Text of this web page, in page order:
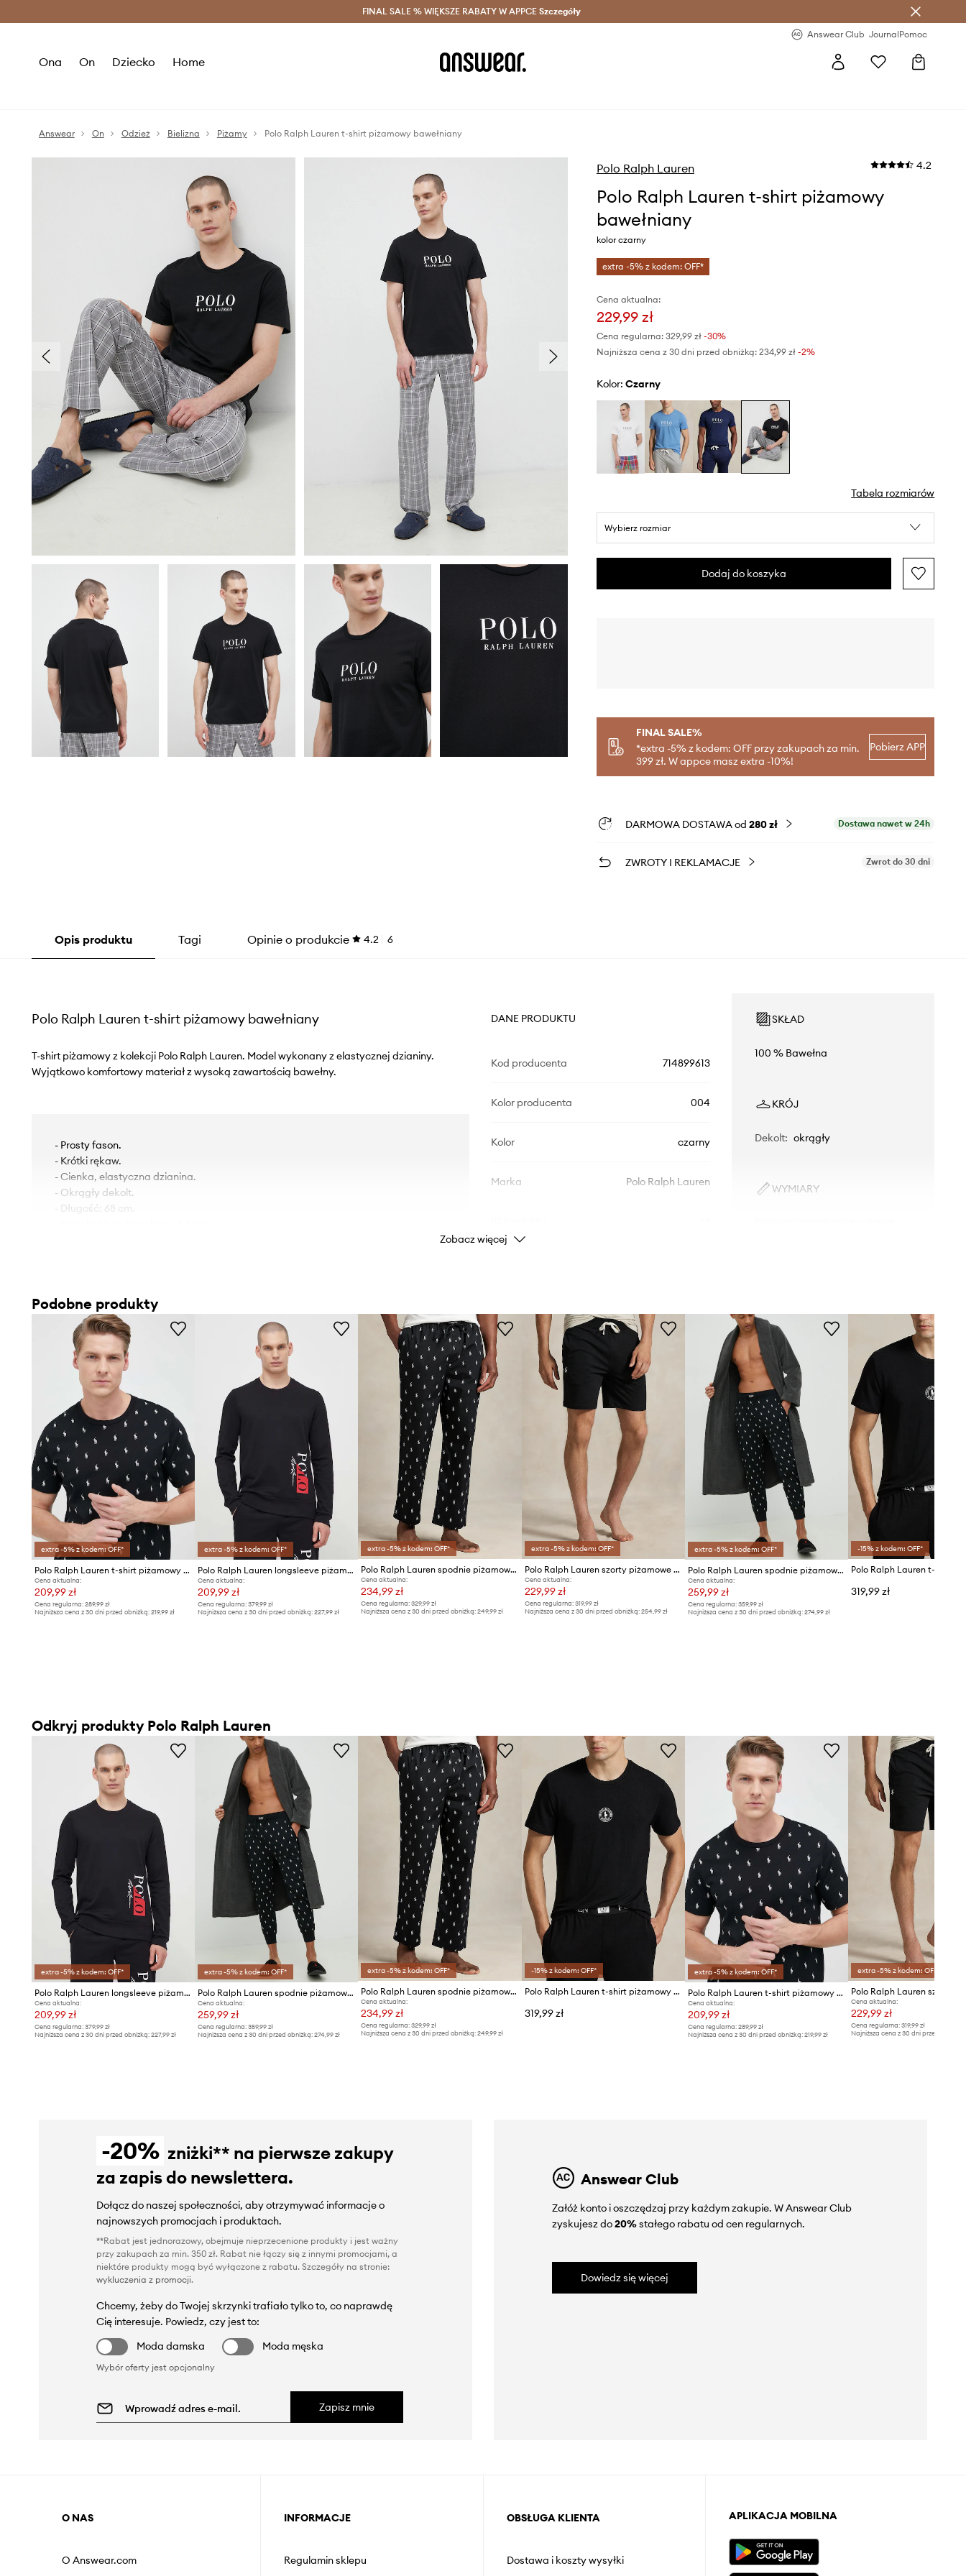
Oszczędzaj z Answear Club > Dostawa nawet w 24h >
FINAL SALE % WIĘKSZE RABATY W APPCE Szczegóły
Answear Club JournalPomoc
Ona On Dziecko Home
Answear On Odzież Bielizna Piżamy Polo Ralph Lauren t-shirt piżamowy bawełniany
Polo Ralph Lauren 4.2
Polo Ralph Lauren t-shirt piżamowy
bawełniany
kolor czarny
extra -5% z kodem: OFF*
Cena aktualna:
229,99 zł
Cena regularna: 329,99 zł-30%
Najniższa cena z 30 dni przed obniżką: 234,99 zł -2%
Kolor: czarny
Tabela rozmiarów
Wybierz rozmiar
Dodaj do koszyka
FINAL SALE%
*extra -5% z kodem: OFF przy zakupach za min.
399 zł. W appce masz extra -10%!
Pobierz APP
DARMOWA DOSTAWA od 280 zł Dostawa nawet w 24h
ZWROTY I REKLAMACJE Zwrot do 30 dni
Opis produktu Tagi Opinie o produkcie 4.2 6
Polo Ralph Lauren t-shirt piżamowy bawełniany
T-shirt piżamowy z kolekcji Polo Ralph Lauren. Model wykonany z elastycznej dzianiny.
Wyjątkowo komfortowy materiał z wysoką zawartością bawełny.
- Prosty fason.
- Krótki rękaw.
- Cienka, elastyczna dzianina.
- Okrągły dekolt.
- Długość: 68 cm.
DANE PRODUKTU
Kod producenta 714899613
Kolor producenta 004
Kolor czarny
Marka Polo Ralph Lauren
SKŁAD
100 % Bawełna
KRÓJ
Dekolt: okrągły
WYMIARY
Tabela rozmiarów
Zobacz więcej
Podobne produkty
extra -5% z kodem: OFF*
Polo Ralph Lauren t-shirt piżamowy bawełniany
Cena aktualna:
209,99 zł
Cena regularna: 289,99 zł
Najniższa cena z 30 dni przed obniżką: 219,99 zł
extra -5% z kodem: OFF*
Polo Ralph Lauren longsleeve piżamowy
Cena aktualna:
209,99 zł
Cena regularna:379,99 zł
Najniższa cena z 30 dni przed obniżką:227,99 zł
extra -5% z kodem: OFF*
Polo Ralph Lauren spodnie piżamowe bawełniane
Cena aktualna:
234,99 zł
Cena regularna: 329,99 zł
Najniższa cena z 30 dni przed obniżką: 249,99 zł
extra -5% z kodem: OFF*
Polo Ralph Lauren szorty piżamowe bawełniane
Cena aktualna:
229,99 zł
Cena regularna: 319,99 zł
Najniższa cena z 30 dni przed obniżką: 254,99 zł
extra -5% z kodem: OFF*
Polo Ralph Lauren spodnie piżamowe bawełniane
Cena aktualna:
259,99 zł
Cena regularna:359,99 zł
Najniższa cena z 30 dni przed obniżką:274,99 zł
-15% z kodem: OFF*
319,99 zł
Odkryj produkty Polo Ralph Lauren
extra -5% z kodem: OFF*
Polo Ralph Lauren longsleeve piżamowy
Cena aktualna:
209,99 zł
Cena regularna: 379,99 zł
Najniższa cena z 30 dni przed obniżką: 227,99 zł
extra -5% z kodem: OFF*
Polo Ralph Lauren spodnie piżamowe bawełniane
Cena aktualna:
259,99 zł
Cena regularna:359,99 zł
Najniższa cena z 30 dni przed obniżką:274,99 zł
extra -5% z kodem: OFF*
Polo Ralph Lauren spodnie piżamowe bawełniane
Cena aktualna:
234,99 zł
Cena regularna: 329,99 zł
Najniższa cena z 30 dni przed obniżką: 249,99 zł
-15% z kodem: OFF*
Polo Ralph Lauren t-shirt piżamowy bawełniany
319,99 zł
extra -5% z kodem: OFF*
Polo Ralph Lauren t-shirt piżamowy bawełniany
Cena aktualna:
209,99 zł
Cena regularna:289,99 zł
Najniższa cena z 30 dni przed obniżką:219,99 zł
extra -5% z kodem: OFF*
Cena aktualna:
229,99 zł
Cena regularna: 319,99 zł
Najniższa cena z 30 dni przed obniżką:
-20% zniżki** na pierwsze zakupy
za zapis do newslettera.
Dołącz do naszej społeczności, aby otrzymywać informacje o
najnowszych promocjach i produktach.
**Rabat jest jednorazowy, obejmuje nieprzecenione produkty i jest ważny
przy zakupach za min. 350 zł. Rabat nie łączy się z innymi promocjami, a
niektóre produkty mogą być wyłączone z rabatu. Szczegóły na stronie:
wykluczenia z promocji.
Chcemy, żeby do Twojej skrzynki trafiało tylko to, co naprawdę
Cię interesuje. Powiedz, czy jest to:
Moda damska
Moda męska
Wybór oferty jest opcjonalny
Zapisz mnie
Answear Club
Załóż konto i oszczędzaj przy każdym zakupie. W Answear Club
zyskujesz do20%stałego rabatu od cen regularnych.
Dowiedz się więcej
O NAS
O Answear.com
INFORMACJE
Regulamin sklepu
OBSŁUGA KLIENTA
Dostawa i koszty wysyłki
APLIKACJA MOBILNA